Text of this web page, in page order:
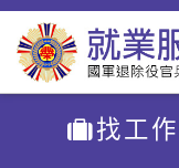
找工作